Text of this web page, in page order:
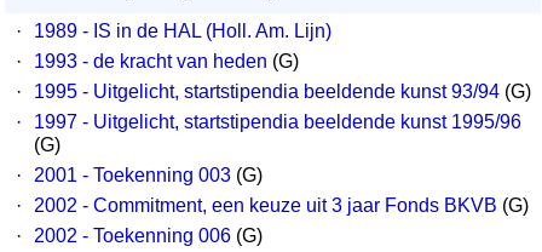
·
1989 - IS in de HAL (Holl. Am. Lijn)
·
1993 - de kracht van heden (G)
·
1995 - Uitgelicht, startstipendia beeldende kunst 93/94 (G)
·
1997 - Uitgelicht, startstipendia beeldende kunst 1995/96
(G)
·
2001 - Toekenning 003 (G)
·
2002 - Commitment, een keuze uit 3 jaar Fonds BKVB (G)
·
2002 - Toekenning 006 (G)